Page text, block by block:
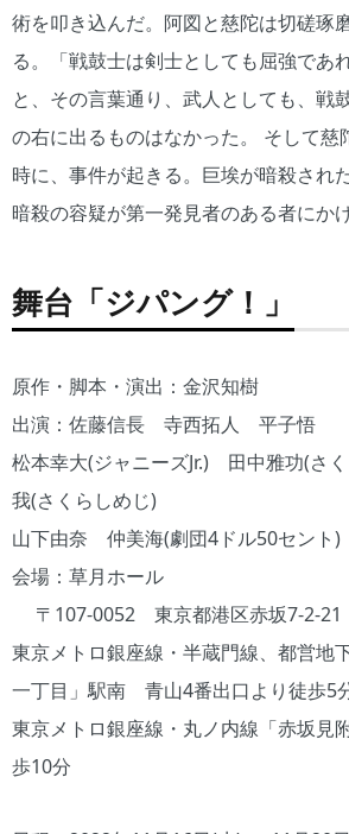
術を叩き込んだ。阿図と慈陀は切磋琢
る。「戦鼓士は剣士としても屈強であ
と、その言葉通り、武人としても、戦
の右に出るものはなかった。 そして慈
時に、事件が起きる。巨埃が暗殺され
暗殺の容疑が第一発見者のある者にか
舞台「ジパング！」
原作・脚本・演出：金沢知樹
出演：佐藤信長 寺西拓人 平子悟
松本幸大(ジャニーズJr.) 田中雅功(さ
我(さくらしめじ)
山下由奈 仲美海(劇団4ドル50セント
会場：草月ホール
〒107-0052 東京都港区赤坂7-2-
東京メトロ銀座線・半蔵門線、都営地
一丁目」駅南 青山4番出口より徒歩5
東京メトロ銀座線・丸ノ内線「赤坂
歩10分